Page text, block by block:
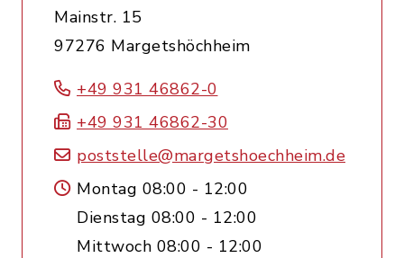
Mainstr. 15
97276 Margetshöchheim
+49 931 46862-0
+49 931 46862-30
poststelle@margetshoechheim.de
Montag 08:00 - 12:00
Dienstag 08:00 - 12:00
Mittwoch 08:00 - 12:00